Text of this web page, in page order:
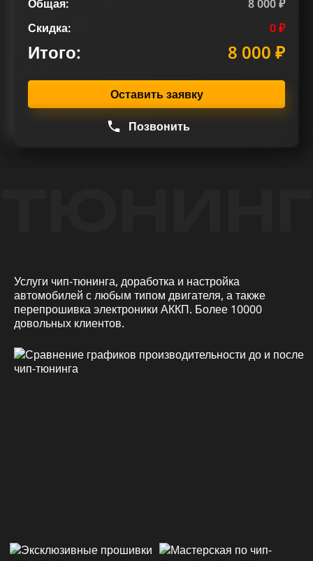
Общая:
8 000 ₽
Скидка:
0 ₽
Итого: 8 000 ₽
Оставить заявку
Позвонить
Услуги чип-тюнинга, доработка и настройка
автомобилей с любым типом двигателя, а также
перепрошивка электроники АККП. Более 10000
довольных клиентов.